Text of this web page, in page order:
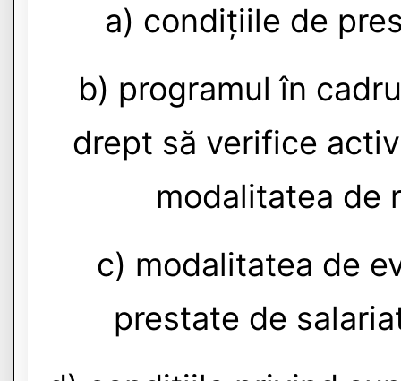
a) condițiile de
b) programul în
drept să verifice
modalitatea de
c) modalitatea de
prestate de